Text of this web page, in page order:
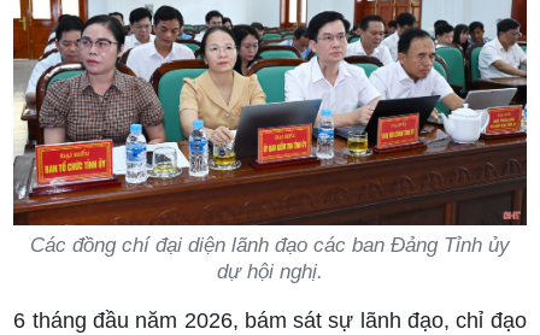
Các đồng chí đại diện lãnh đạo các ban Đảng Tỉnh ủy
dự hội nghị.
6 tháng đầu năm 2026, bám sát sự lãnh đạo, chỉ đạo